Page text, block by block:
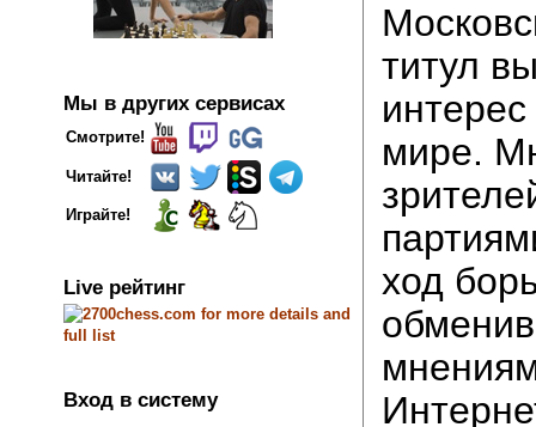
Мы в других сервисах
Смотрите!
Читайте!
Играйте!
Live рейтинг
Вход в систему
титул
мире.
ход